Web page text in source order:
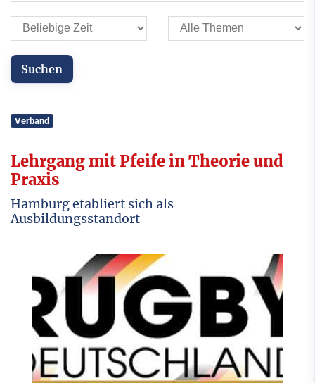
Verband
Lehrgang mit Pfeife in Theorie und
Praxis
Hamburg etabliert sich als
Ausbildungsstandort